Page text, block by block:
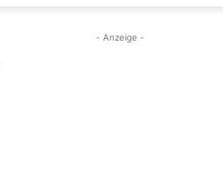
- Anzeige -